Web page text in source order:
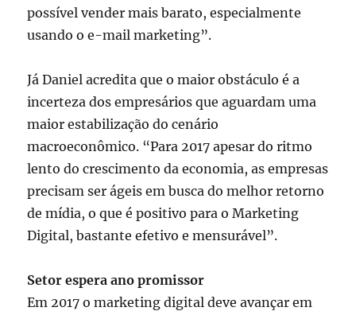
possível vender mais barato, especialmente
usando o e-mail marketing”.
Já Daniel acredita que o maior obstáculo é a
incerteza dos empresários que aguardam uma
maior estabilização do cenário
macroeconômico. “Para 2017 apesar do ritmo
lento do crescimento da economia, as empresas
precisam ser ágeis em busca do melhor retorno
de mídia, o que é positivo para o Marketing
Digital, bastante efetivo e mensurável”.
Setor espera ano promissor
Em 2017 o marketing digital deve avançar em